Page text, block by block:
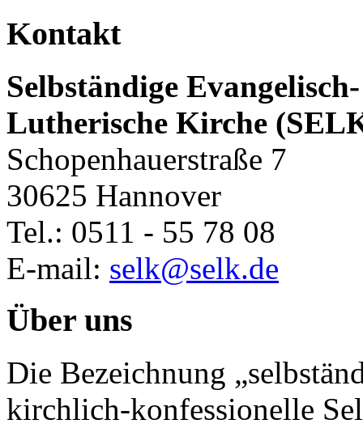
Kontakt
Selbständige Evangelisch-
Lutherische Kirche
Schopenhauerstraße 7
30625 Hannover
Tel.: 0511 - 55 78 08
E-mail: selk@selk.de
Über uns
Die Bezeichnung
kirchlich-konfessionelle